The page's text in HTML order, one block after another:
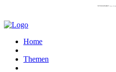
Home
Themen